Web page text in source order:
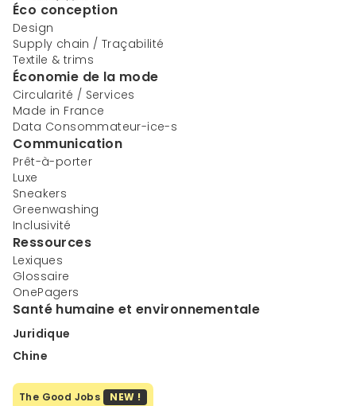
Éco conception
Design
Supply chain / Traçabilité
Textile & trims
Économie de la mode
Circularité / Services
Made in France
Data Consommateur-ice-s
Communication
Prêt-à-porter
Luxe
Sneakers
Greenwashing
Inclusivité
Ressources
Lexiques
Glossaire
OnePagers
Santé humaine et environnementale
Juridique
Chine
The Good Jobs NEW !